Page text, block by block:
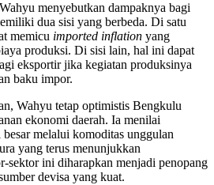
menyebutkan dampaknya bagi
dua sisi yang berbeda. Di satu
memicu imported inflation yang
produksi. Di sisi lain, hal ini dapat
eksportir jika kegiatan produksinya
baku impor.
Wahyu tetap optimistis Bengkulu
ekonomi daerah. Ia menilai
melalui komoditas unggulan
yang terus menunjukkan
sektor ini diharapkan menjadi penopang
devisa yang kuat.